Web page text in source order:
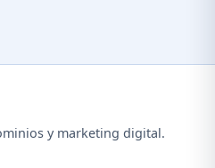
y marketing digital.